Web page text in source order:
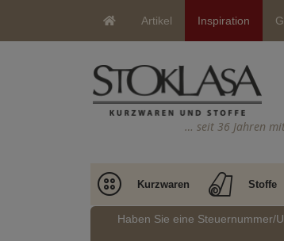
Artikel Inspiration
… seit 36 Jahren
Kurzwaren Stoffe
Haben Sie eine Steuernummer/